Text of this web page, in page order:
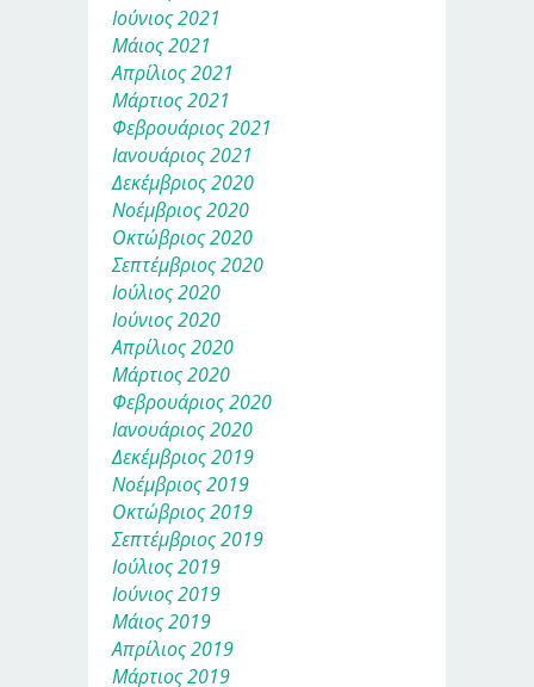
Ιούνιος 2021
Μάιος 2021
Απρίλιος 2021
Μάρτιος 2021
Φεβρουάριος 2021
Ιανουάριος 2021
Δεκέμβριος 2020
Νοέμβριος 2020
Οκτώβριος 2020
Σεπτέμβριος 2020
Ιούλιος 2020
Ιούνιος 2020
Απρίλιος 2020
Μάρτιος 2020
Φεβρουάριος 2020
Ιανουάριος 2020
Δεκέμβριος 2019
Νοέμβριος 2019
Οκτώβριος 2019
Σεπτέμβριος 2019
Ιούλιος 2019
Ιούνιος 2019
Μάιος 2019
Απρίλιος 2019
Μάρτιος 2019